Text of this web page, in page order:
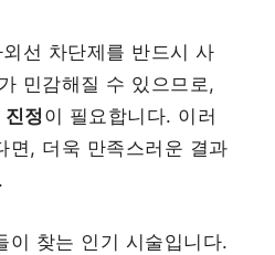
선 차단제를 반드시 사
민감해질 수 있으므로,
진정이 필요합니다. 이러
면, 더욱 만족스러운 결과
이 찾는 인기 시술입니다.